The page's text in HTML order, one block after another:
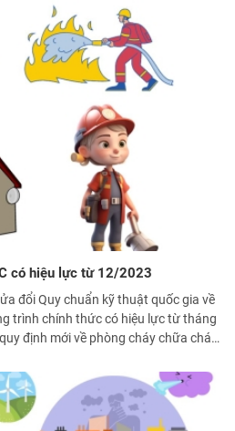
có hiệu lực từ 12/2023
đổi Quy chuẩn kỹ thuật quốc gia về
trình chính thức có hiệu lực từ tháng
định mới về phòng cháy chữa cháy